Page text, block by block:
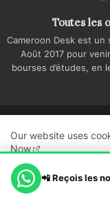
Toutes les
Cameroon Desk est
Août 2017 pour
bourses d’études, en
Politique de
Our website uses
Now
Ok, Go it!
📲 Reçois les